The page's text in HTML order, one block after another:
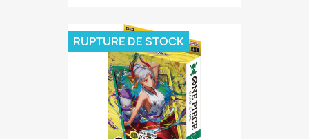
RUPTURE DE STOCK